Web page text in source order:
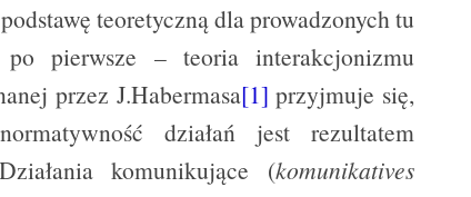
teoretyczną dla prowadzonych tu
pierwsze – teoria interakcjonizmu
przez J.Habermasa[1] przyjmuje się,
działań jest rezultatem
komunikujące (komunikatives